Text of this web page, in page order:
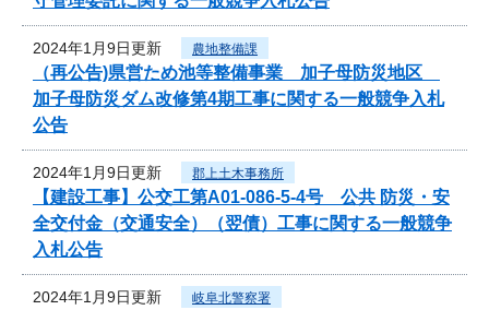
2024年1月9日更新 農地整備課
（再公告)県営ため池等整備事業 加子母防災地区
加子母防災ダム改修第4期工事に関する一般競争入札
公告
2024年1月9日更新 郡上土木事務所
【建設工事】公交工第A01-086-5-4号 公共 防災・安
全交付金（交通安全）（翌債）工事に関する一般競争
入札公告
2024年1月9日更新 岐阜北警察署